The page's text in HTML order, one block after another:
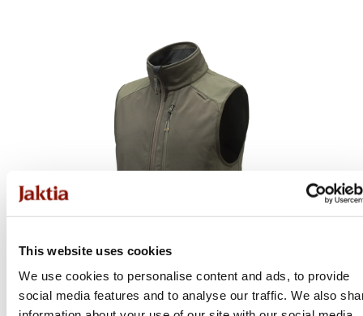
This website uses cookies
We use cookies to personalise content and ads, to provide
social media features and to analyse our traffic. We also